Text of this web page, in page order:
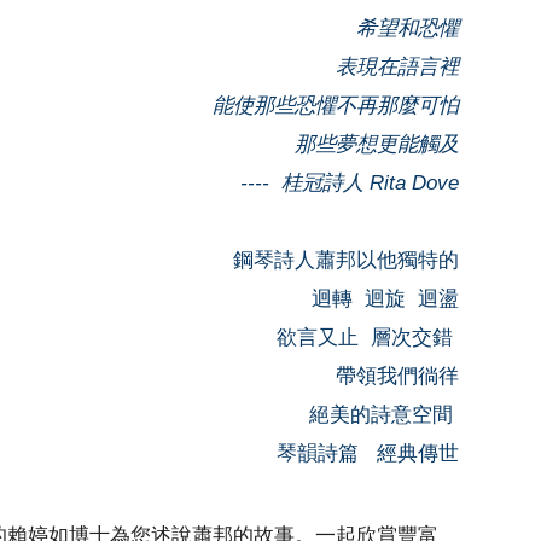
希望和恐懼
表現在語言裡
能使那些恐懼不再那麼可怕
那些夢想更能觸及
---- 桂冠詩人 Rita Dove
鋼琴詩人蕭邦以他獨特的
迴轉 迴旋 迴盪
欲言又止 層次交錯
帶領我們徜徉
絕美的詩意空間
琴韻詩篇 經典傳世
賴婷如博士為您述說蕭邦的故事。一起欣賞豐富